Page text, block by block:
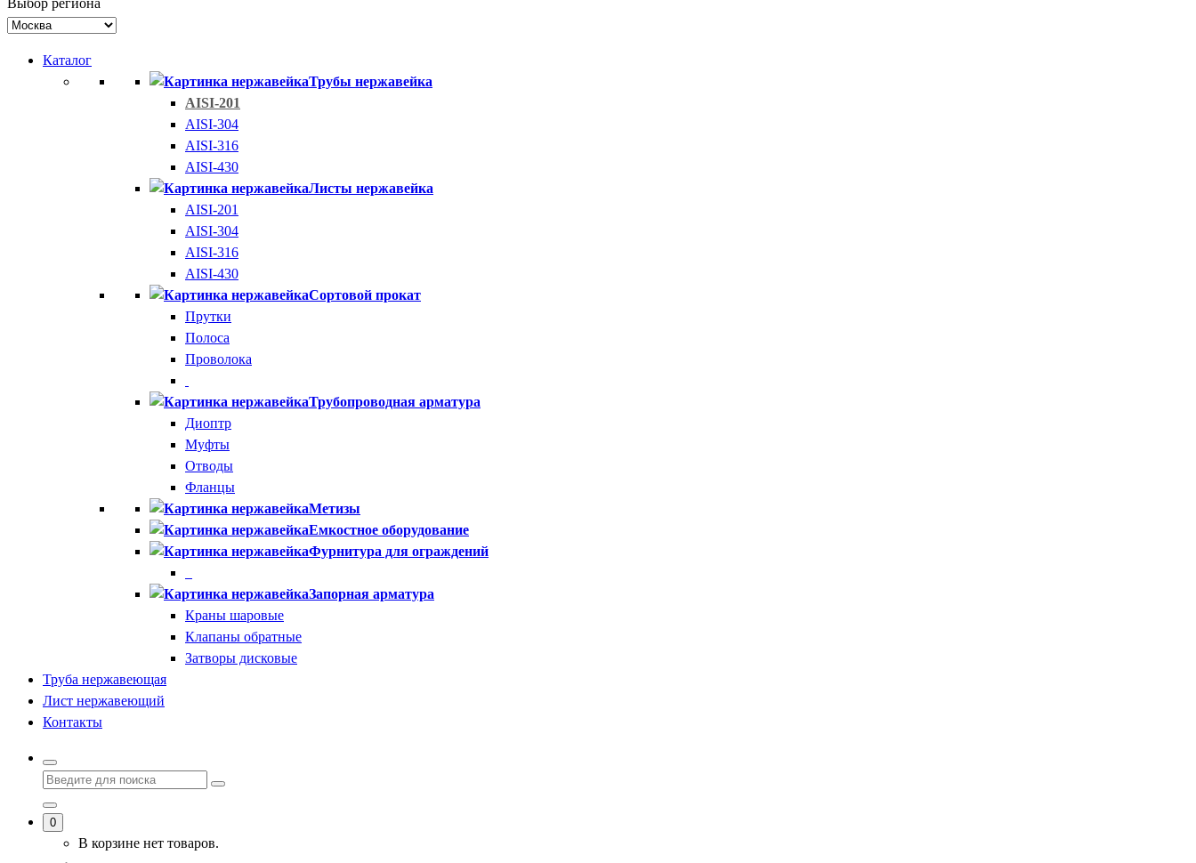
Каталог
Трубы нержавейка
AISI-201
AISI-304
AISI-316
AISI-430
Листы нержавейка
AISI-201
AISI-304
AISI-316
AISI-430
Сортовой прокат
Прутки
Полоса
Проволока
Трубопроводная арматура
Диоптр
Муфты
Отводы
Фланцы
Метизы
Емкостное оборудование
Фурнитура для ограждений
Запорная арматура
Краны шаровые
Клапаны обратные
Затворы дисковые
Труба нержавеющая
Лист нержавеющий
Контакты
0
В корзине нет товаров.